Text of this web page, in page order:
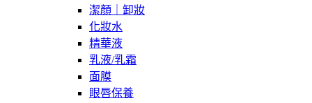
潔顏｜卸妝
化妝水
精華液
乳液/乳霜
面膜
眼唇保養